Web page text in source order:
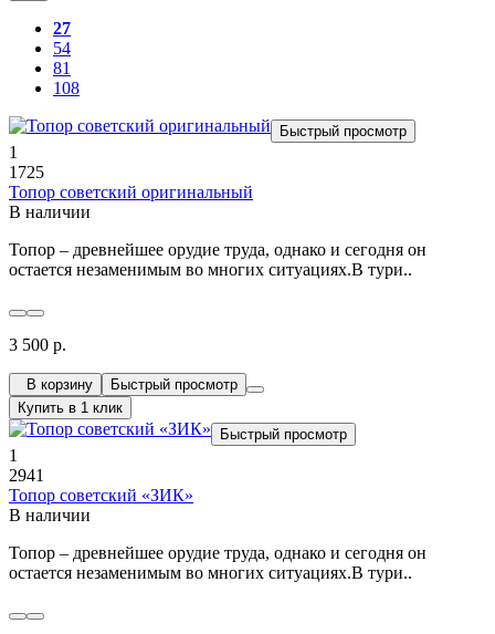
27
54
81
108
Быстрый просмотр
1
1725
Топор советский оригинальный
В наличии
Топор – древнейшее орудие труда, однако и сегодня он
остается незаменимым во многих ситуациях.В тури..
3 500 р.
В корзину
Быстрый просмотр
Купить в 1 клик
Быстрый просмотр
1
2941
Топор советский «ЗИК»
В наличии
Топор – древнейшее орудие труда, однако и сегодня он
остается незаменимым во многих ситуациях.В тури..